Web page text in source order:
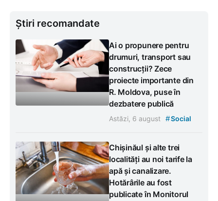
Știri recomandate
Ai o propunere pentru
drumuri, transport sau
construcții? Zece
proiecte importante din
R. Moldova, puse în
dezbatere publică
Astăzi, 6 august #Social
Chișinăul și alte trei
localități au noi tarife la
apă și canalizare.
Hotărârile au fost
publicate în Monitorul